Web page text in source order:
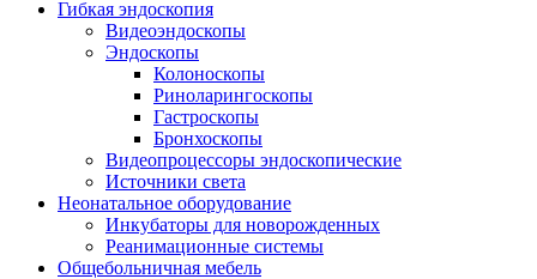
Гибкая эндоскопия
Видеоэндоскопы
Эндоскопы
Колоноскопы
Риноларингоскопы
Гастроскопы
Бронхоскопы
Видеопроцессоры эндоскопические
Источники света
Неонатальное оборудование
Инкубаторы для новорожденных
Реанимационные системы
Общебольничная мебель